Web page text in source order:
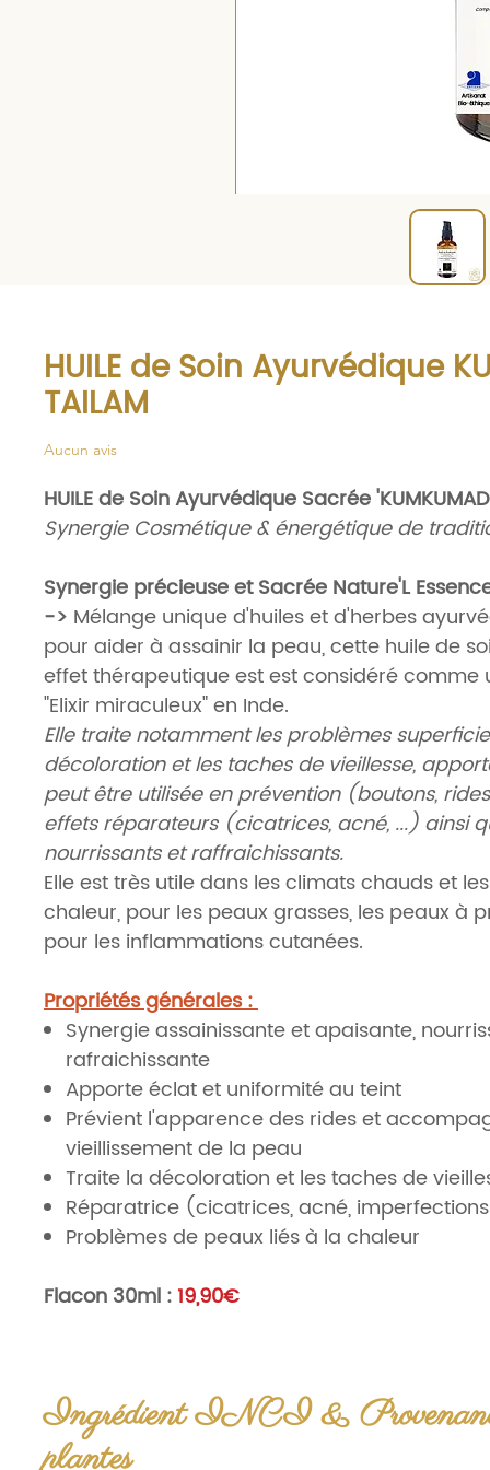
HUILE de Soin Ayurvédique
TAILAM
Aucun avis
HUILE de Soin Ayurvédique Sacrée
Synergie Cosmétique & énergétique de
Synergie précieuse et Sacrée Nature'L
-> Mélange unique d'huiles et d'herbes
pour aider à assainir la peau, cette huile de
effet thérapeutique est est considéré comme
"Elixir miraculeux" en Inde.
Elle traite notamment les problèmes
décoloration et les taches de vieillesse,
peut être utilisée en prévention (boutons,
effets réparateurs (cicatrices, acné, ...) ainsi
nourrissants et raffraichissants.
Elle est très utile dans les climats chauds et
chaleur, pour les peaux grasses, les peaux à
pour les inflammations cutanées.
Propriétés générales :
Synergie assainissante et apaisante,
rafraichissante
Apporte éclat et uniformité au teint
Prévient l'apparence des rides et
vieillissement de la peau
Traite la décoloration et les taches de
Réparatrice (cicatrices, acné,
Problèmes de peaux liés à la chaleur
Flacon 30ml : 19,90€
Utilisations
Ingrédient INCI &
plantes